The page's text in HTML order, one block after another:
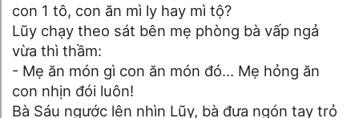
con 1 tô, con ăn mì ly hay mì tộ?
Lũy chạy theo sát bên mẹ phòng bà vấp ngả
vừa thì thầm:
- Mẹ ăn món gì con ăn món đó... Mẹ hỏng ăn
con nhịn đói luôn!
Bà Sáu ngước lên nhìn Lũy, bà đưa ngón tay trỏ